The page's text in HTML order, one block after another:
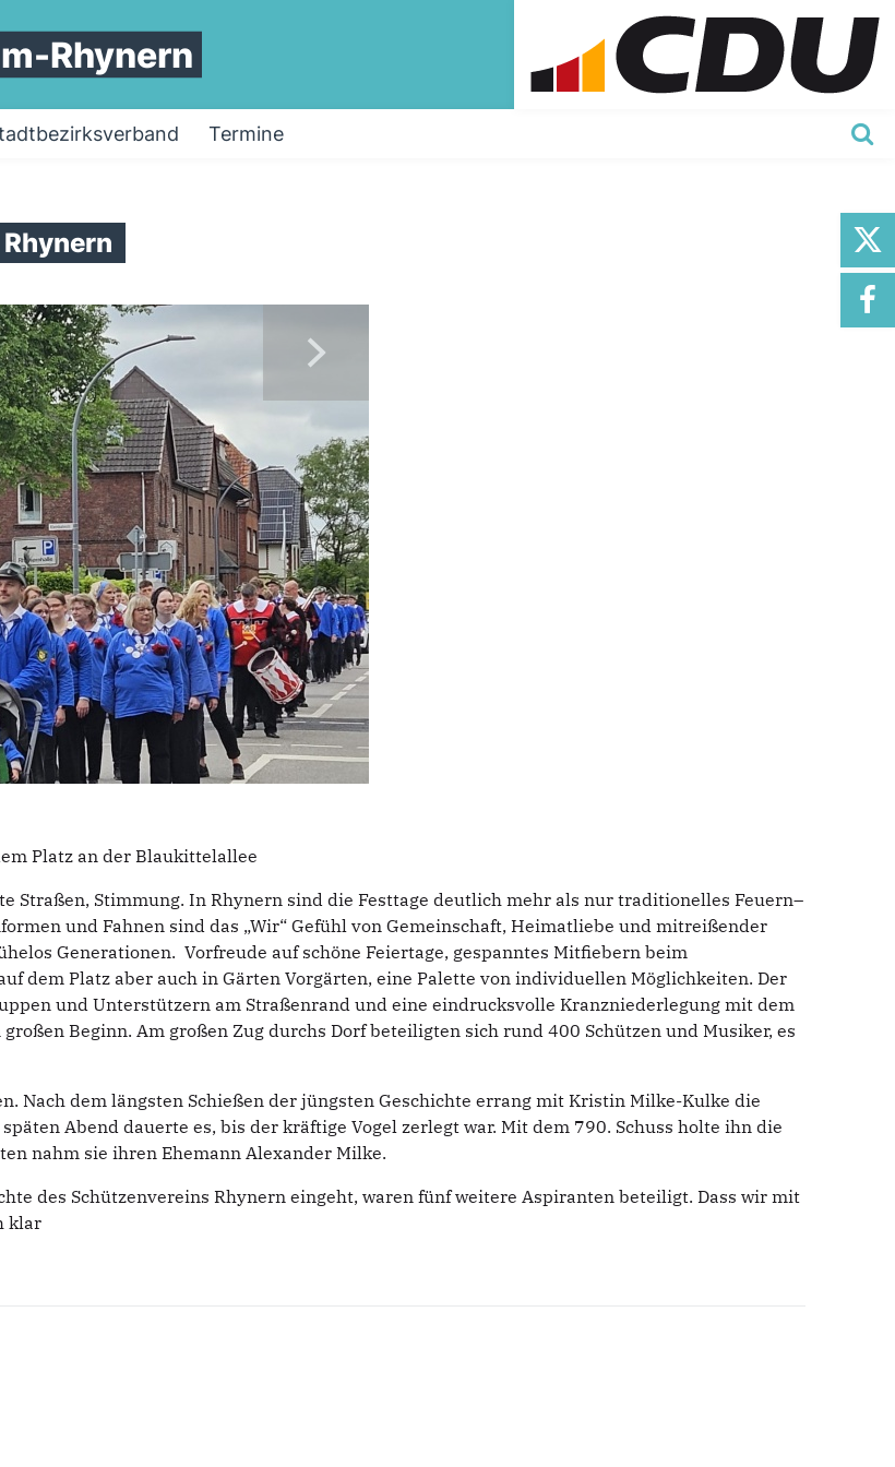
Rhynern
Termine
Rhynern
Platz an der Blaukittelallee
Straßen, Stimmung. In Rhynern sind die Festtage deutlich mehr als nur traditionelles Feuern–
und Fahnen sind das „Wir“ Gefühl von Gemeinschaft, Heimatliebe und mitreißender
Generationen. Vorfreude auf schöne Feiertage, gespanntes Mitfiebern beim
dem Platz aber auch in Gärten Vorgärten, eine Palette von individuellen Möglichkeiten. Der
und Unterstützern am Straßenrand und eine eindrucksvolle Kranzniederlegung mit dem
Beginn. Am großen Zug durchs Dorf beteiligten sich rund 400 Schützen und Musiker, es
Nach dem längsten Schießen der jüngsten Geschichte errang mit Kristin Milke-Kulke die
Abend dauerte es, bis der kräftige Vogel zerlegt war. Mit dem 790. Schuss holte ihn die
nahm sie ihren Ehemann Alexander Milke.
des Schützenvereins Rhynern eingeht, waren fünf weitere Aspiranten beteiligt. Dass wir mit
klar